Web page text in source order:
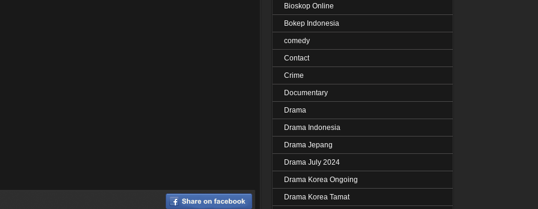
Bioskop Online
Bokep Indonesia
comedy
Contact
Crime
Documentary
Drama
Drama Indonesia
Drama Jepang
Drama July 2024
Drama Korea Ongoing
Drama Korea Tamat